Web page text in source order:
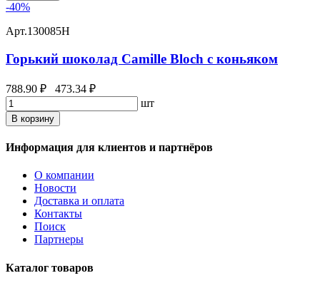
-40%
Арт.130085Н
Горький шоколад Camille Bloch с коньяком
788.90 ₽
473.34 ₽
шт
В корзину
Информация для клиентов и партнёров
О компании
Новости
Доставка и оплата
Контакты
Поиск
Партнеры
Каталог товаров